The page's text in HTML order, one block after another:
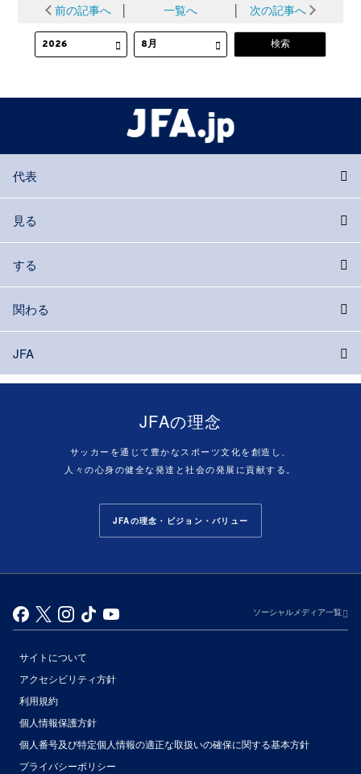
前の記事へ │ 一覧へ │ 次の記事へ
代表
見る
する
関わる
JFA
JFAの理念
サッカーを通じて豊かなスポーツ文化を創造し、
人々の心身の健全な発達と社会の発展に貢献する。
JFAの理念・ビジョン・バリュー
ソーシャルメディア一覧
サイトについて
アクセシビリティ方針
利用規約
個人情報保護方針
個人番号及び特定個人情報の適正な取扱いの確保に関する基本方針
プライバシーポリシー